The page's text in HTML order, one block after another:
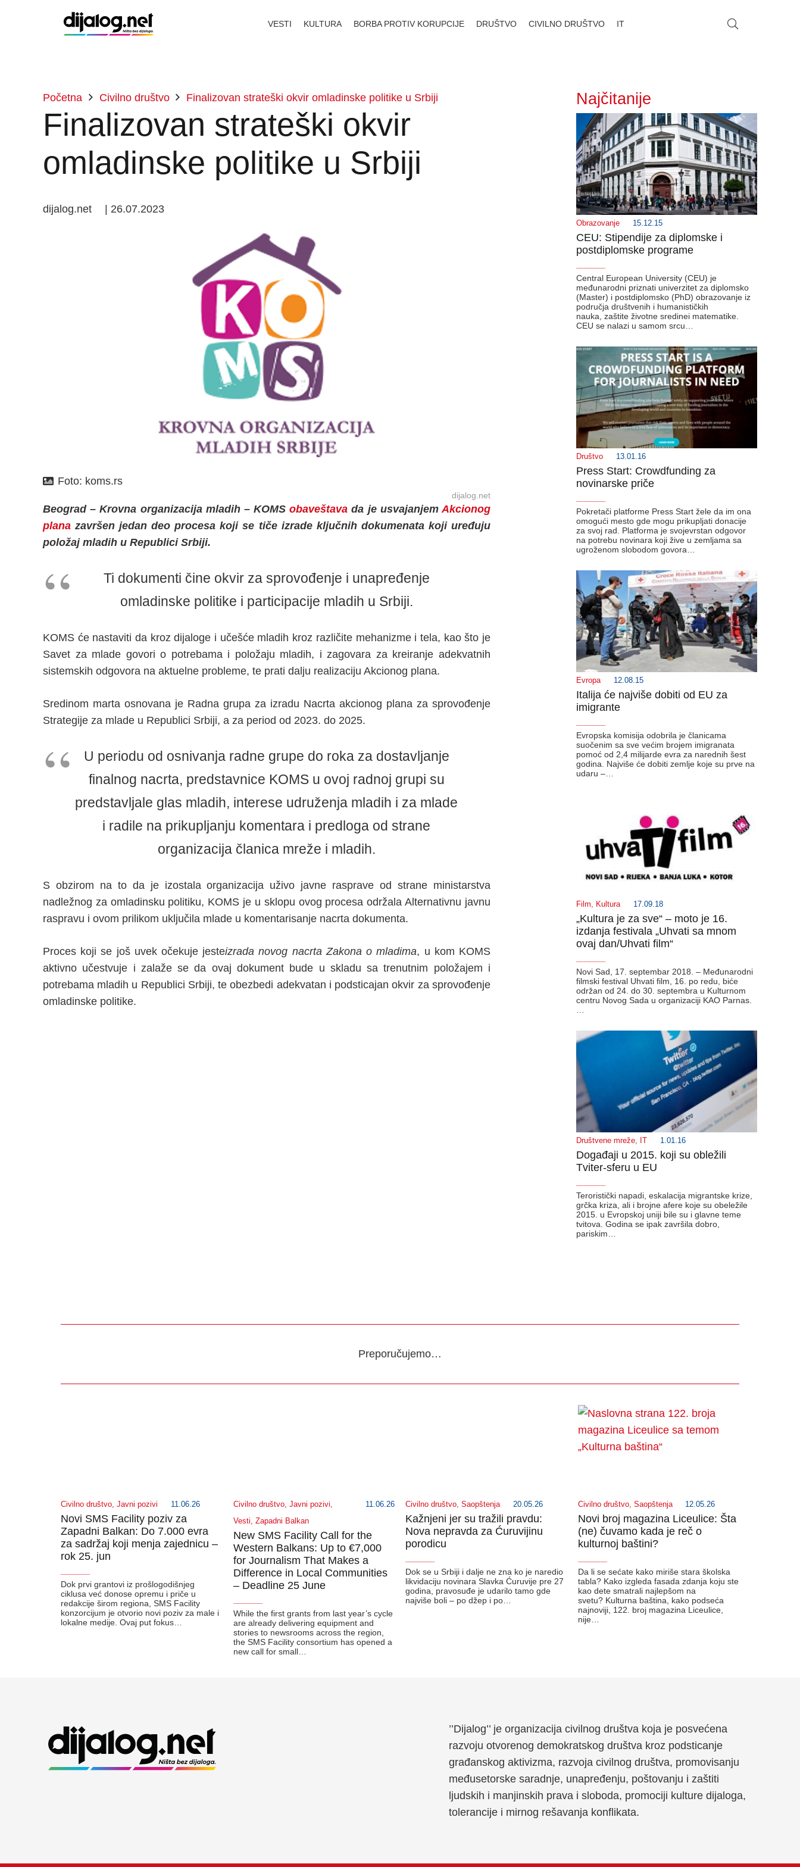
VESTI KULTURA BORBA PROTIV KORUPCIJE DRUŠTVO CIVILNO DRUŠTVO IT
Početna Civilno društvo Finalizovan strateški okvir omladinske politike u Srbiji
Finalizovan strateški okvir
omladinske politike u Srbiji
dijalog.net 26.07.2023
Foto: koms.rs
dijalog.net
Beograd – Krovna organizacija mladih – KOMSobaveštava da je usvajanjem Akcionog
plana završen jedan deo procesa koji se tiče izrade ključnih dokumenata koji uređuju
položaj mladih u Republici Srbiji.
Ti dokumenti čine okvir za sprovođenje i unapređenje
omladinske politike i participacije mladih u Srbiji.
KOMS će nastaviti da kroz dijaloge i učešće mladih kroz različite mehanizme i tela, kao što je
Savet za mlade govori o potrebama i položaju mladih, i zagovara za kreiranje adekvatnih
sistemskih odgovora na aktuelne probleme, te prati dalju realizaciju Akcionog plana.
Sredinom marta osnovana je Radna grupa za izradu Nacrta akcionog plana za sprovođenje
Strategije za mlade u Republici Srbiji, a za period od 2023. do 2025.
U periodu od osnivanja radne grupe do roka za dostavljanje
finalnog nacrta, predstavnice KOMS u ovoj radnoj grupi su
predstavljale glas mladih, interese udruženja mladih i za mlade
i radile na prikupljanju komentara i predloga od strane
organizacija članica mreže i mladih.
S obzirom na to da je izostala organizacija uživo javne rasprave od strane ministarstva
nadležnog za omladinsku politiku, KOMS je u sklopu ovog procesa održala Alternativnu javnu
raspravu i ovom prilikom uključila mlade u komentarisanje nacrta dokumenta.
Proces koji se još uvek očekuje jesteizrada novog nacrta Zakona o mladima, u kom KOMS
aktivno učestvuje i zalaže se da ovaj dokument bude u skladu sa trenutnim položajem i
potrebama mladih u Republici Srbiji, te obezbedi adekvatan i podsticajan okvir za sprovođenje
omladinske politike.
Najčitanije
Obrazovanje 15.12.15
CEU: Stipendije za diplomske i
postdiplomske programe
Central European University (CEU) je
međunarodni priznati univerzitet za diplomsko
(Master) i postdiplomsko (PhD) obrazovanje iz
područja društvenih i humanističkih
nauka, zaštite životne sredinei matematike.
CEU se nalazi u samom srcu…
Društvo 13.01.16
Press Start: Crowdfunding za
novinarske priče
Pokretači platforme Press Start žele da im ona
omogući mesto gde mogu prikupljati donacije
za svoj rad. Platforma je svojevrstan odgovor
na potrebu novinara koji žive u zemljama sa
ugroženom slobodom govora…
Evropa 12.08.15
Italija će najviše dobiti od EU za
imigrante
Evropska komisija odobrila je članicama
suočenim sa sve većim brojem imigranata
pomoć od 2,4 milijarde evra za narednih šest
godina. Najviše će dobiti zemlje koje su prve na
udaru –…
Film, Kultura 17.09.18
„Kultura je za sve“ – moto je 16.
izdanja festivala „Uhvati sa mnom
ovaj dan/Uhvati film“
Novi Sad, 17. septembar 2018. – Međunarodni
filmski festival Uhvati film, 16. po redu, biće
održan od 24. do 30. septembra u Kulturnom
centru Novog Sada u organizaciji KAO Parnas.
Društvene mreže, 1.01.16
Događaji u 2015. koji su obležili
Tviter-sferu u EU
Teroristički napadi, eskalacija migrantske krize,
grčka kriza, ali i brojne afere koje su obeležile
2015. u Evropskoj uniji bile su i glavne teme
tvitova. Godina se ipak završila dobro,
pariskim…
Preporučujemo…
Civilno društvo Javni pozivi 11.06.26
Novi SMS Facility poziv za
Zapadni Balkan: Do 7.000 evra
za sadržaj koji menja zajednicu –
rok 25. jun
Dok prvi grantovi iz prošlogodišnjeg
ciklusa već donose opremu i priče u
redakcije širom regiona, SMS Facility
konzorcijum je otvorio novi poziv za male i
lokalne medije. Ovaj put fokus…
Civilno društvo, Javni pozivi
Vesti
Zapadni Balkan
11.06.26
New SMS Facility Call for the
Western Balkans: Up to €7,000
for Journalism That Makes a
Difference in Local Communities
– Deadline 25 June
While the first grants from last year’s cycle
are already delivering equipment and
stories to newsrooms across the region,
the SMS Facility consortium has opened a
new call for small…
Civilno društvo Saopštenja 20.05.26
Kažnjeni jer su tražili pravdu:
Nova nepravda za Ćuruvijinu
porodicu
Dok se u Srbiji i dalje ne zna ko je naredio
likvidaciju novinara Slavka Ćuruvije pre 27
godina, pravosuđe je udarilo tamo gde
najviše boli – po džep i po…
Civilno društvo, Saopštenja 12.05.26
Novi broj magazina Liceulice: Šta
(ne) čuvamo kada je reč o
kulturnoj baštini?
Da li se sećate kako miriše stara školska
tabla? Kako izgleda fasada zdanja koju ste
kao dete smatrali najlepšom na
svetu? Kulturna baština, kako podseća
najnoviji, 122. broj magazina Liceulice,
nije…
’’Dijalog’’ je organizacija civilnog društva koja je posvećena
razvoju otvorenog demokratskog društva kroz podsticanje
građanskog aktivizma, razvoja civilnog društva, promovisanju
međusetorske saradnje, unapređenju, poštovanju i zaštiti
ljudskih i manjinskih prava i sloboda, promociji kulture dijaloga,
tolerancije i mirnog rešavanja konflikata.